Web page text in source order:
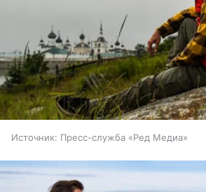
Источник: Пресс-служба «Ред Медиа»